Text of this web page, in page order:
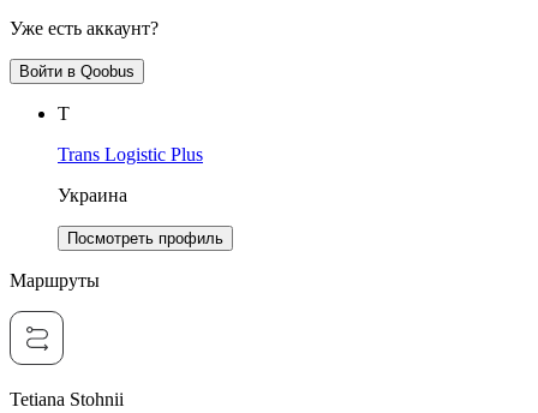
Уже есть аккаунт?
Войти в Qoobus
T
Trans Logistic Plus
Украина
Посмотреть профиль
Маршруты
Tetiana Stohnii